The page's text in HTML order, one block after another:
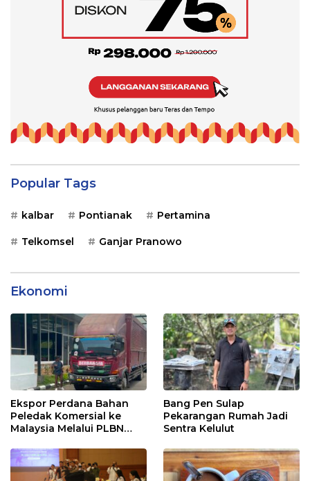
Popular Tags
kalbar Pontianak Pertamina
Telkomsel Ganjar Pranowo
Ekonomi
Ekspor Perdana Bahan
Peledak Komersial ke
Malaysia Melalui PLBN
Bang Pen Sulap
Pekarangan Rumah Jadi
Sentra Kelulut